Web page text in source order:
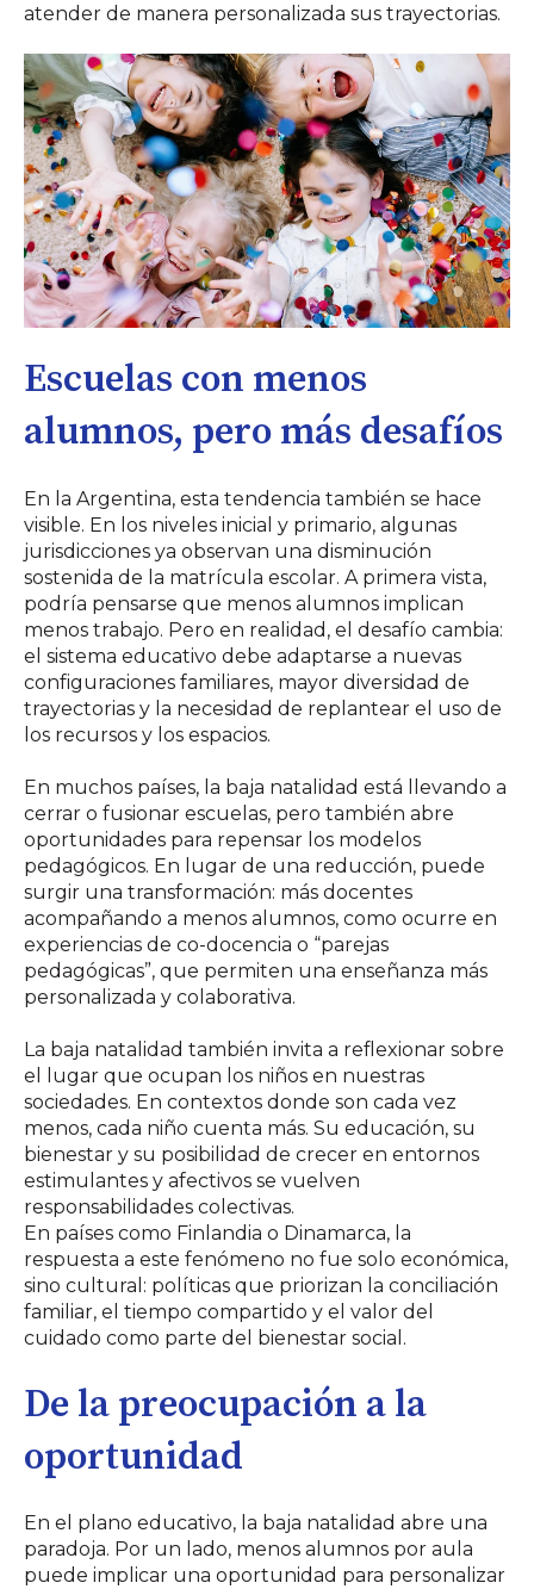
atender de manera personalizada sus trayectorias.
Escuelas con menos
alumnos, pero más desafíos
En la Argentina, esta tendencia también se hace
visible. En los niveles inicial y primario, algunas
jurisdicciones ya observan una disminución
sostenida de la matrícula escolar. A primera vista,
podría pensarse que menos alumnos implican
menos trabajo. Pero en realidad, el desafío cambia:
el sistema educativo debe adaptarse a nuevas
configuraciones familiares, mayor diversidad de
trayectorias y la necesidad de replantear el uso de
los recursos y los espacios.
En muchos países, la baja natalidad está llevando a
cerrar o fusionar escuelas, pero también abre
oportunidades para repensar los modelos
pedagógicos. En lugar de una reducción, puede
surgir una transformación: más docentes
acompañando a menos alumnos, como ocurre en
experiencias de co-docencia o “parejas
pedagógicas”, que permiten una enseñanza más
personalizada y colaborativa.
La baja natalidad también invita a reflexionar sobre
el lugar que ocupan los niños en nuestras
sociedades. En contextos donde son cada vez
menos, cada niño cuenta más. Su educación, su
bienestar y su posibilidad de crecer en entornos
estimulantes y afectivos se vuelven
responsabilidades colectivas.
En países como Finlandia o Dinamarca, la
respuesta a este fenómeno no fue solo económica,
sino cultural: políticas que priorizan la conciliación
familiar, el tiempo compartido y el valor del
cuidado como parte del bienestar social.
De la preocupación a la
oportunidad
En el plano educativo, la baja natalidad abre una
paradoja. Por un lado, menos alumnos por aula
puede implicar una oportunidad para personalizar